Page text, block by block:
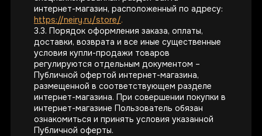
интернет-магазин, расположенный по адресу:
https://neiry.ru/store/.
3.3. Порядок оформления заказа, оплаты,
доставки, возврата и все иные существенные
условия купли-продажи товаров
регулируются отдельным документом –
Публичной офертой интернет-магазина,
размещенной в соответствующем разделе
интернет-магазина. При совершении покупки в
интернет-магазине Пользователь обязан
ознакомиться и принять условия указанной
Публичной оферты.
инвестиционных
предложениях.